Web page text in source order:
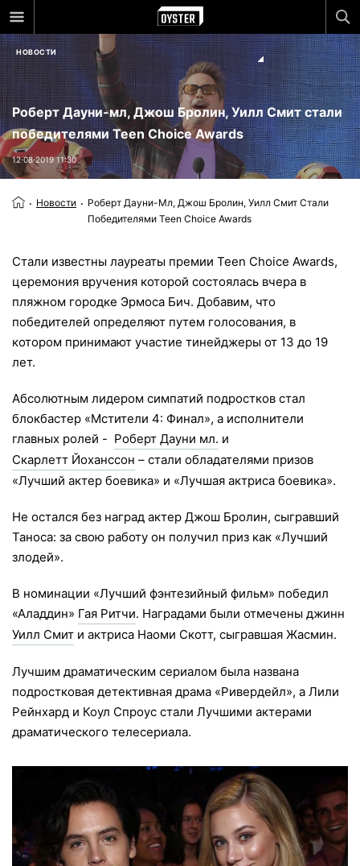
НОВОСТИ
Роберт Дауни-мл, Джош Бролин, Уилл Смит стали
победителями Teen Choice Awards
12⋅08⋅2019 11:30
Новости
Роберт Дауни-Мл, Джош Бролин, Уилл Смит Стали
Победителями Teen Choice Awards
Стали известны лауреаты премии Teen Choice Awards,
церемония вручения которой состоялась вчера в
пляжном городке Эрмоса Бич. Добавим, что
победителей определяют путем голосования, в
котором принимают участие тинейджеры от 13 до 19
лет.
Абсолютным лидером симпатий подростков стал
блокбастер «Мстители 4: Финал», а исполнители
главных ролей - Роберт Дауни мл. и
Скарлетт Йоханссон – стали обладателями призов
«Лучший актер боевика» и «Лучшая актриса боевика».
Не остался без наград актер Джош Бролин, сыгравший
Таноса: за свою работу он получил приз как «Лучший
злодей».
В номинации «Лучший фэнтезийный фильм» победил
«Аладдин» Гая Ритчи. Наградами были отмечены джинн
Уилл Смит и актриса Наоми Скотт, сыгравшая Жасмин.
Лучшим драматическим сериалом была названа
подростковая детективная драма «Ривердейл», а Лили
Рейнхард и Коул Спроус стали Лучшими актерами
драматического телесериала.